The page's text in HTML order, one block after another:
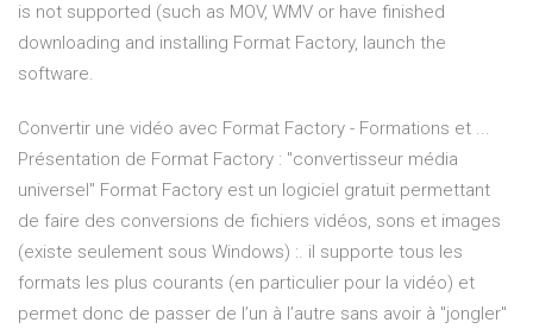
is not supported (such as MOV, WMV or have finished
downloading and installing Format Factory, launch the
software.
Convertir une vidéo avec Format Factory - Formations et ...
Présentation de Format Factory : "convertisseur média
universel" Format Factory est un logiciel gratuit permettant
de faire des conversions de fichiers vidéos, sons et images
(existe seulement sous Windows) :. il supporte tous les
formats les plus courants (en particulier pour la vidéo) et
permet donc de passer de l’un à l’autre sans avoir à "jongler"